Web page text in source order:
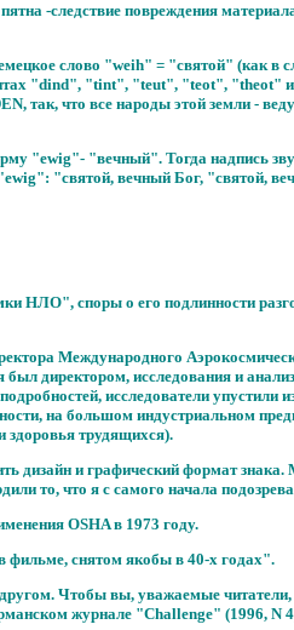
-следствие повреждения
слово "weih" = "святой" (как в
"dind", "tint", "teut", "teot",
так, что все народы этой земли -
"ewig"- "вечный". Тогда надпись
"святой, вечный Бог, "святой,
НЛО", споры о его подлинности
Международного
директором, исследования и
исследователи упустили
на большом индустриальном
здоровья трудящихся).
дизайн и графический формат
то, что я с самого начала
OSHA в 1973 году.
фильме, снятом якобы в 40-х годах".
Чтобы вы, уважаемые
журнале "Challenge" (1996, N